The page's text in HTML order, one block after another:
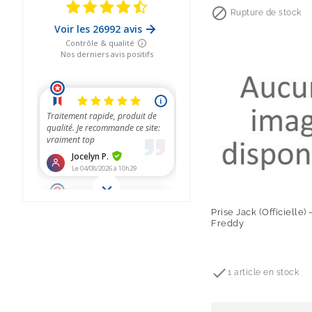
 Rupture de stock
Prise Jack (Officielle)
Freddy
 1 article en stock